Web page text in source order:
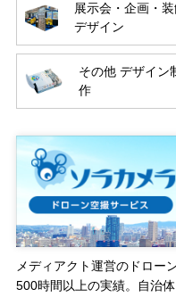
展示会・企画・
デザイン
その他 デザイン
作
メディアクト運営のドロー
500時間以上の実績。自治